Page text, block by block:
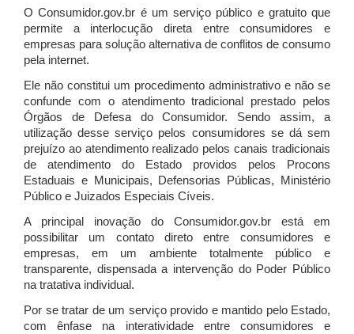
O Consumidor.gov.br é um serviço público e gratuito que
permite a interlocução direta entre consumidores e
empresas para solução alternativa de conflitos de consumo
pela internet.
Ele não constitui um procedimento administrativo e não se
confunde com o atendimento tradicional prestado pelos
Órgãos de Defesa do Consumidor. Sendo assim, a
utilização desse serviço pelos consumidores se dá sem
prejuízo ao atendimento realizado pelos canais tradicionais
de atendimento do Estado providos pelos Procons
Estaduais e Municipais, Defensorias Públicas, Ministério
Público e Juizados Especiais Cíveis.
A principal inovação do Consumidor.gov.br está em
possibilitar um contato direto entre consumidores e
empresas, em um ambiente totalmente público e
transparente, dispensada a intervenção do Poder Público
na tratativa individual.
Por se tratar de um serviço provido e mantido pelo Estado,
com ênfase na interatividade entre consumidores e